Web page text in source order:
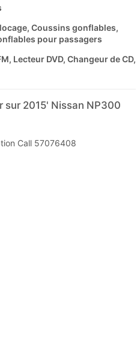
Coussins gonflables,
pour passagers
Lecteur DVD, Changeur de CD,
sur 2015' Nissan NP300
Call 57076408